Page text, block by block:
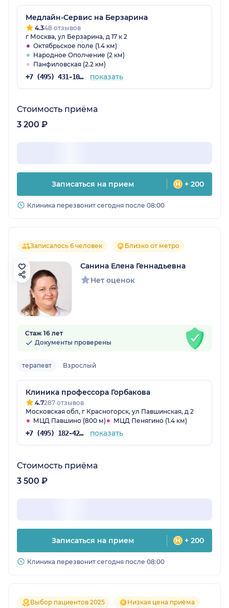
Медлайн-Сервис на Берзарина
4.348 отзывов
г Москва, ул Берзарина, д 17 к 2
Октябрьское поле (1.4 км)
Народное Ополчение (2 км)
Панфиловская (2.2 км)
+7 (495) 431-10-27 показать
Стоимость приёма
3 200 ₽
Записаться на прием + 200
Клиника перезвонит сегодня после 08:00
Записалось 6 человек Близко от метро
Санина Елена Геннадьевна
Нет оценок
Стаж 16 лет
Документы проверены
терапевт Взрослый
Клиника профессора Горбакова
4.7287 отзывов
Московская обл, г Красногорск, ул Павшинская, д 2
МЦД Павшино (800 м)
МЦД Пенягино (1.4 км)
+7 (495) 182-42-54 показать
Стоимость приёма
3 500 ₽
Записаться на прием + 200
Клиника перезвонит сегодня после 08:00
Выбор пациентов 2025 Низкая цена приёма